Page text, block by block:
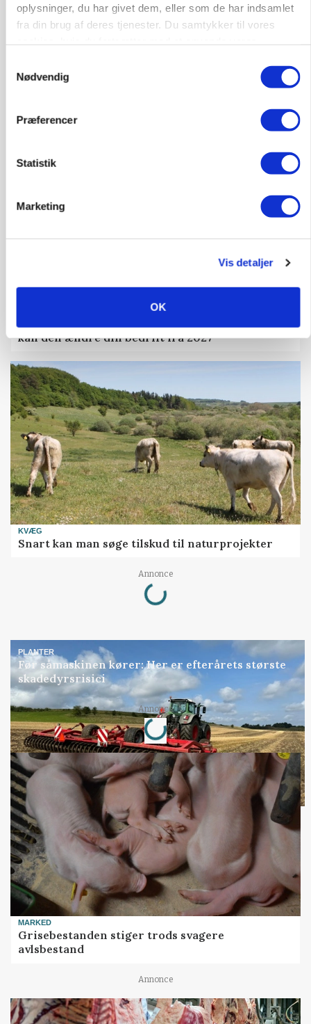
oplysninger, du har givet dem, eller som de har indsamlet
fra din brug af deres tjenester. Du samtykker til vores
Nødvendig
Præferencer
Statistik
Marketing
Vis detaljer
OK
POLITIK
gødskningslov
kan den ændre din bedrift fra 2027
KVÆG
Snart kan man søge tilskud til naturprojekter
Annonce
Loading...
PLANTER
Før såmaskinen kører: Her er efterårets største
skadedyrsrisici
Annonce
Loading...
MARKED
Grisebestanden stiger trods svagere
avlsbestand
Annonce